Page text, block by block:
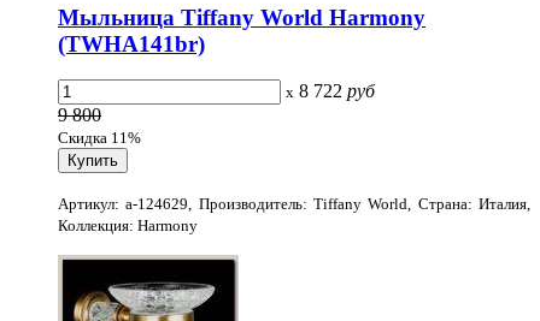
Мыльница Tiffany World Harmony
(TWHA141br)
x 8 722 руб
9 800
Скидка 11%
Артикул: a-124629, Производитель: Tiffany World, Страна: Италия,
Коллекция: Harmony